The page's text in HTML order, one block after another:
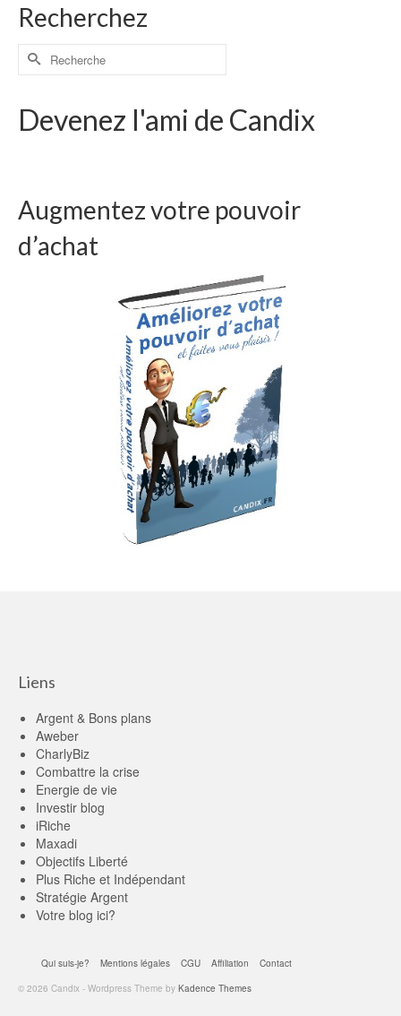
Recherchez
Devenez l'ami de Candix
Augmentez votre pouvoir
d’achat
Liens
Argent & Bons plans
Aweber
CharlyBiz
Combattre la crise
Energie de vie
Investir blog
iRiche
Maxadi
Objectifs Liberté
Plus Riche et Indépendant
Stratégie Argent
Votre blog ici?
Qui suis-je? Mentions légales CGU Affiliation
Contact
© 2026 Candix - Wordpress Theme by Kadence Themes